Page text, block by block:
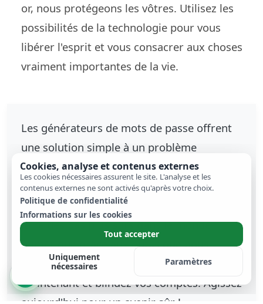
or, nous protégeons les vôtres. Utilisez les
possibilités de la technologie pour vous
libérer l'esprit et vous consacrer aux choses
vraiment importantes de la vie.
Les générateurs de mots de passe offrent
une solution simple à un problème
complexe. Ne confiez pas votre sécurité au
hasard ou à la faible mémoire humaine.
Chez SavePaper.work, nous vous aidons à
faire des pas plus sûrs dans le monde
numérique grâce aux outils que nous
proposons. Créez un mot de passe dès
maintenant et blindez vos comptes. Agissez
Cookies, analyse et contenus externes
Les cookies nécessaires assurent le site. L'analyse et les
contenus externes ne sont activés qu'après votre choix.
Politique de confidentialité
Informations sur les cookies
Tout accepter
Uniquement
nécessaires
Paramètres